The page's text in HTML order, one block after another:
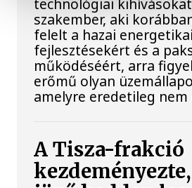
szakember, aki
felelt a hazai energetikai
fejlesztésekért és a
működéséért, arra
erőmű olyan
amelyre eredetileg
A Tisza-frakció